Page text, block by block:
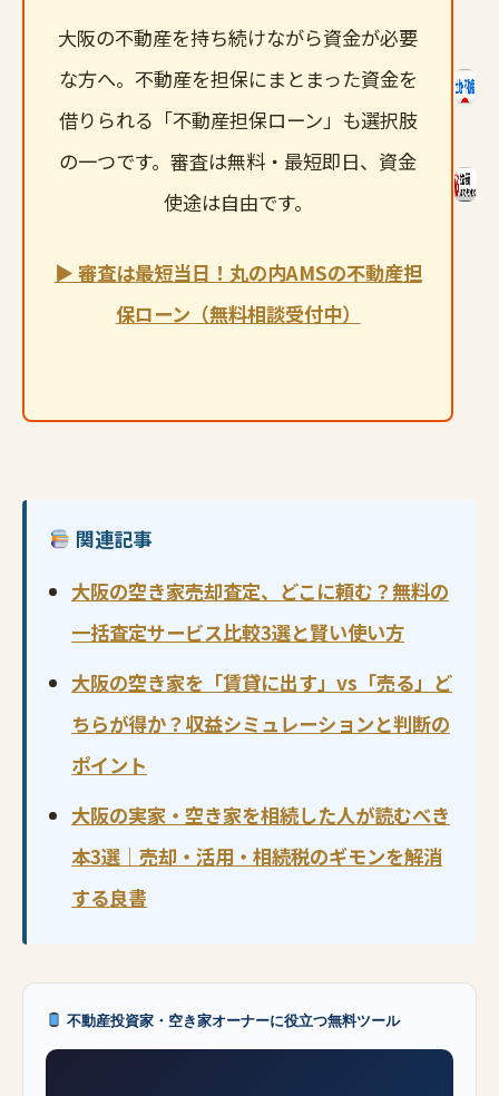
大阪の不動産を持ち続けながら資金が必要
な方へ。不動産を担保にまとまった資金を
借りられる「不動産担保ローン」も選択肢
の一つです。審査は無料・最短即日、資金
使途は自由です。
▶ 審査は最短当日！丸の内AMSの不動産担
保ローン（無料相談受付中）
関連記事
大阪の空き家売却査定、どこに頼む？無料の
一括査定サービス比較3選と賢い使い方
大阪の空き家を「賃貸に出す」vs「売る」ど
ちらが得か？収益シミュレーションと判断の
ポイント
大阪の実家・空き家を相続した人が読むべき
本3選｜売却・活用・相続税のギモンを解消
する良書
不動産投資家・空き家オーナーに役立つ無料ツール